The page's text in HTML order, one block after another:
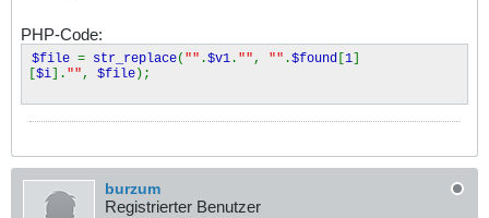
PHP-Code:
$file = str_replace( "" .$v1 . "" , "" .$found [1]
[$i]. "" , $file);
burzum
Registrierter Benutzer